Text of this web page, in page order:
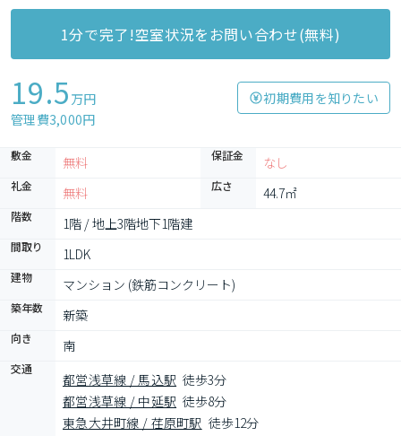
1分で完了!空室状況をお問い合わせ(無料)
19.5 万円
管理費3,000円
初期費用を知りたい
敷金 無料 保証金 なし
礼金 無料 広さ 44.7㎡
階数 1階 / 地上3階地下1階建
間取り 1LDK
建物 マンション (鉄筋コンクリート)
築年数 新築
向き 南
交通
都営浅草線 / 馬込駅 徒歩3分
都営浅草線 / 中延駅 徒歩8分
東急大井町線 / 荏原町駅 徒歩12分